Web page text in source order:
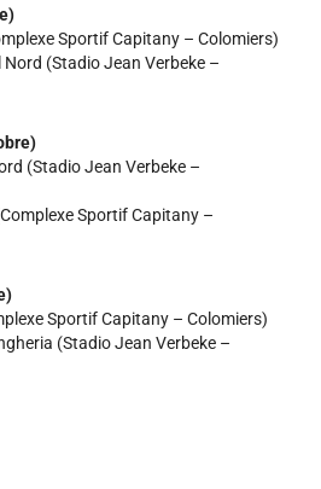
Sportif Capitany – Colomiers)
(Stadio Jean Verbeke –
(Stadio Jean Verbeke –
Sportif Capitany –
Sportif Capitany – Colomiers)
(Stadio Jean Verbeke –